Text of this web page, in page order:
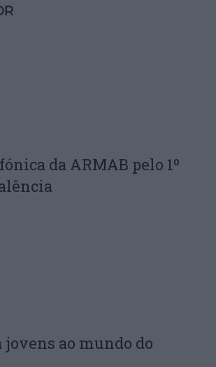
da ARMAB pelo 1º
ao mundo do